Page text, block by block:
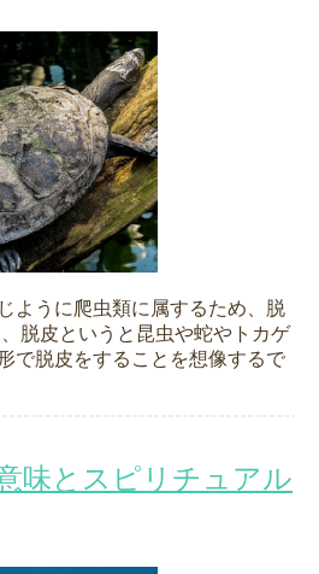
ように爬虫類に属するため、脱
脱皮というと昆虫や蛇やトカゲ
で脱皮をすることを想像するで
味とスピリチュアル